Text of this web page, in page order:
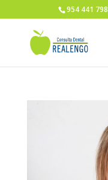
954 441 798